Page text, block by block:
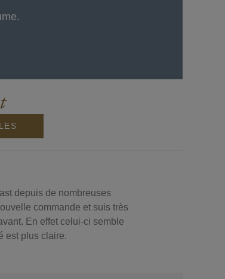
depuis de nombreuses
commande et suis très
En effet celui-ci semble
est plus claire.